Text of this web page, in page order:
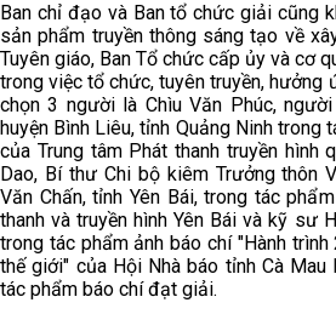
Ban chỉ đạo và Ban tổ chức giải cũng
sản phẩm truyền thông sáng tạo về
Tuyên giáo, Ban Tổ chức cấp ủy và cơ
trong việc tổ chức, tuyên truyền, hưởng
chọn 3 người là Chìu Văn Phúc,
huyện Bình Liêu, tỉnh Quảng Ninh
của Trung tâm Phát thanh truyền hình
Dao, Bí thư Chi bộ kiêm Trưởng thôn
Văn Chấn, tỉnh Yên Bái, trong tác
thanh và truyền hình Yên Bái và kỹ sư
trong tác phẩm ảnh báo chí "Hành
thế giới" của Hội Nhà báo tỉnh Cà
tác phẩm báo chí đạt giải.